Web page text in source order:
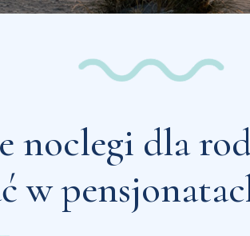
noclegi dla
w